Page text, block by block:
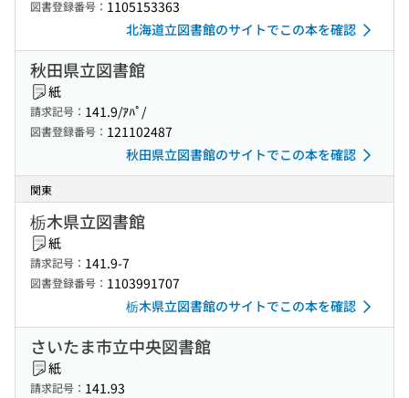
図書登録番号： 1105153363
北海道立図書館のサイトでこの本を確認
秋田県立図書館
紙
請求記号： 141.9/ｱﾊﾟ/
図書登録番号： 121102487
秋田県立図書館のサイトでこの本を確認
関東
栃木県立図書館
紙
請求記号： 141.9-7
図書登録番号： 1103991707
栃木県立図書館のサイトでこの本を確認
さいたま市立中央図書館
紙
請求記号： 141.93